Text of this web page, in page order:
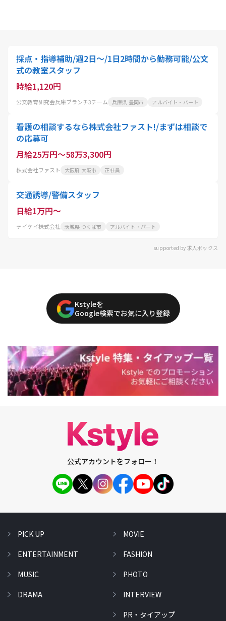
採点・指導補助/週2日～/1日2時間から勤務可能/公文
式の教室スタッフ
時給1,120円
公文教育研究会兵庫ブランチ3チーム 兵庫県 豊岡市 アルバイト・パート
看護の相談するなら株式会社ファスト!/まずは相談で
の応募可
月給25万円～58万3,300円
株式会社ファスト 大阪府 大阪市 正社員
交通誘導/警備スタッフ
日給1万円～
テイケイ株式会社 茨城県 つくば市 アルバイト・パート
supported by 求人ボックス
Kstyleを
Google検索でお気に入り登録
公式アカウントをフォロー！
PICK UP
ENTERTAINMENT
MUSIC
DRAMA
MOVIE
FASHION
PHOTO
INTERVIEW
PR・タイアップ